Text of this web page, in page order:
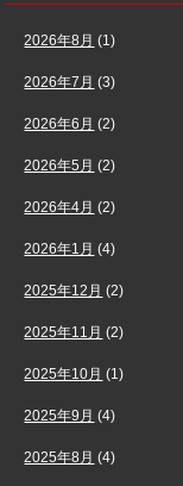
2026年8月 (1)
2026年7月 (3)
2026年6月 (2)
2026年5月 (2)
2026年4月 (2)
2026年1月 (4)
2025年12月 (2)
2025年11月 (2)
2025年10月 (1)
2025年9月 (4)
2025年8月 (4)